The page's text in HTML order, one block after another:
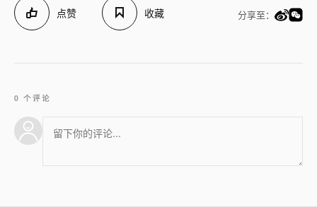
点赞 收藏 分享至：
0 个评论